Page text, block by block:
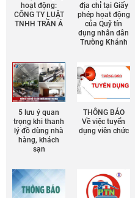
hoạt động:
CÔNG TY LUẬT
TNHH TRẦN Á
địa chỉ tại Giấy
phép họat động
của Quỹ tín
dụng nhân dân
Trường Khánh
5 lưu ý quan
trọng khi thanh
lý đồ dùng nhà
hàng, khách
sạn
THÔNG BÁO
Về việc tuyển
dụng viên chức